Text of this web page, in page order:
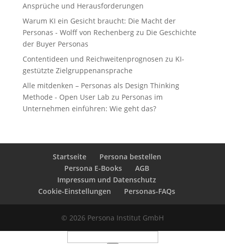
Ansprüche und Herausforderungen
Warum KI ein Gesicht braucht: Die Macht der
Personas - Wolff von Rechenbergzu Die Geschichte
der Buyer Personas
Contentideen und Reichweitenprognosen zu KI-
gestützte Zielgruppenansprache
Alle mitdenken – Personas als Design Thinking
Methode - Open User Lab zu Personas im
Unternehmen einführen: Wie geht das?
Startseite
Persona bestellen
Persona E-Books
AGB
Impressum und Datenschutz
Cookie-Einstellungen
Personas-FAQs
© 2026 Persona Institut GmbH